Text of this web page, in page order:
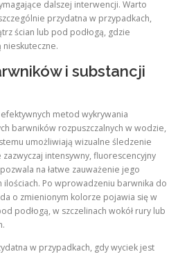
dalszej interwencji. Warto
przydatna w przypadkach,
ścian lub pod podłogą, gdzie
i substancji
metod wykrywania
barwników rozpuszczalnych w wodzie,
umożliwiają wizualne śledzenie
intensywny, fluorescencyjny
na łatwe zauważenie jego
Po wprowadzeniu barwnika do
o zmienionym kolorze pojawia się w
podłogą, w szczelinach wokół rury lub
w przypadkach, gdy wyciek jest